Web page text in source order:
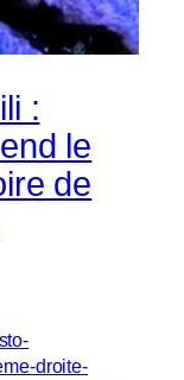
:
le
de
droite-